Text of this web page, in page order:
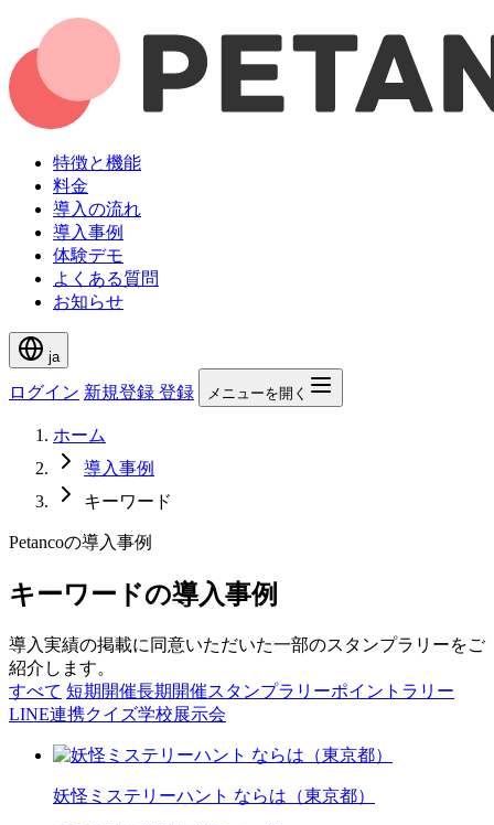
特徴と機能
料金
導入の流れ
導入事例
体験デモ
よくある質問
お知らせ
ja
ログイン 新規登録 登録 メニューを開く
ホーム
導入事例
キーワード
Petancoの導入事例
キーワードの導入事例
導入実績の掲載に同意いただいた一部のスタンプラリーをご
紹介します。
すべて 短期開催長期開催スタンプラリーポイントラリー
LINE連携クイズ学校展示会
妖怪ミステリーハント ならは（東京都）